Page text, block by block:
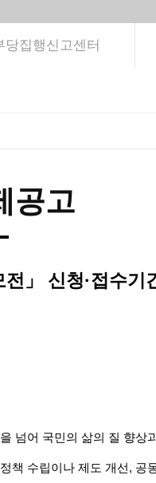
당집행신고센터
공고
」 신청·접수기
넘어 국민의 삶의 질 향
수립이나 제도 개선,